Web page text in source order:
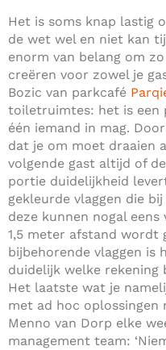
Het is soms knap lastig
de wet wel en niet kan
enorm van belang om
creëren voor zowel je
Bozic van parkcafé
toiletruimtes: het is een
één iemand in mag.
dat je om moet draaien
volgende gast altijd of
portie duidelijkheid
gekleurde vlaggen die
deze kunnen nogal
1,5 meter afstand wordt
bijbehorende vlaggen is
duidelijk welke rekening
Het laatste wat je
met ad hoc
Menno van Dorp elke
management team: